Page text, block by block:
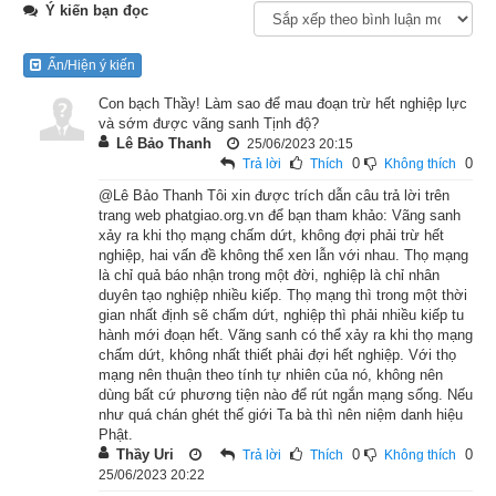
Niết-bàn. Khi ấy, có ông Tu-bạt-đà nghe Phật sắp nhập Niết-
bàn liền cùng với một nhóm người khác, cả thảy 500 người
cùng tìm đến chỗ Phật, chí thành lễ bái cầu xin xuất gia nhập
Phật bảo những người ấy rằng: “Lành thay đó, tỳ-kheo!” Liền
đó, râu tóc đều rụng hết, áo cà-sa hiện nơi thân, hóa thành
500 vị sa-môn oai nghi, đức hạnh. Phật liền vì mọi người khai
diễn thuyết pháp, khiến cho tâm ý khai mở, thảy đều có chỗ
Khi ấy, chư vị tỳ-kheo thấy việc như vậy liền thưa hỏi Phật:
“Bạch Thế Tôn! Chẳng hay nhóm 500 người bọn ông Tu-bạt-
đà đây, trước đã trồng căn lành chi mà lúc Phật sắp nhập
Niết-bàn còn thuyết pháp cứu độ cho họ không hề mỏi mệt.”
Ý kiến bạn đọc
Ẩn/Hiện ý kiến
Con bạch Thầy! Làm sao để mau đoạn trừ hết nghiệp lực
và sớm được vãng sanh Tịnh độ?
Lê Bảo Thanh
Trả lời Thích 0 Không thích 0
25/06/2023 20:15
@Lê Bảo Thanh Tôi xin được trích dẫn câu trả lời trên
trang web phatgiao.org.vn để bạn tham khảo: Vãng sanh
xảy ra khi thọ mạng chấm dứt, không đợi phải trừ hết
nghiệp, hai vấn đề không thể xen lẫn với nhau. Thọ mạng
là chỉ quả báo nhận trong một đời, nghiệp là chỉ nhân
duyên tạo nghiệp nhiều kiếp. Thọ mạng thì trong một thời
gian nhất định sẽ chấm dứt, nghiệp thì phải nhiều kiếp tu
hành mới đoạn hết. Vãng sanh có thể xảy ra khi thọ mạng
chấm dứt, không nhất thiết phải đợi hết nghiệp. Với thọ
mạng nên thuận theo tính tự nhiên của nó, không nên
dùng bất cứ phương tiện nào để rút ngắn mạng sống. Nếu
như quá chán ghét thế giới Ta bà thì nên niệm danh hiệu
Phật.
Thầy Uri
Trả lời Thích 0 Không thích 0
25/06/2023 20:22